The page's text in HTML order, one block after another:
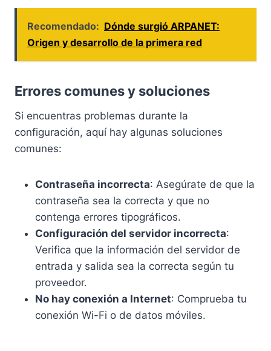
Recomendado: Dónde surgió ARPANET:
Origen y desarrollo de la primera red
Errores comunes y soluciones
Si encuentras problemas durante la
configuración, aquí hay algunas soluciones
comunes:
Contraseña incorrecta: Asegúrate de que la
contraseña sea la correcta y que no
contenga errores tipográficos.
Configuración del servidor incorrecta:
Verifica que la información del servidor de
entrada y salida sea la correcta según tu
proveedor.
No hay conexión a Internet: Comprueba tu
conexión Wi-Fi o de datos móviles.